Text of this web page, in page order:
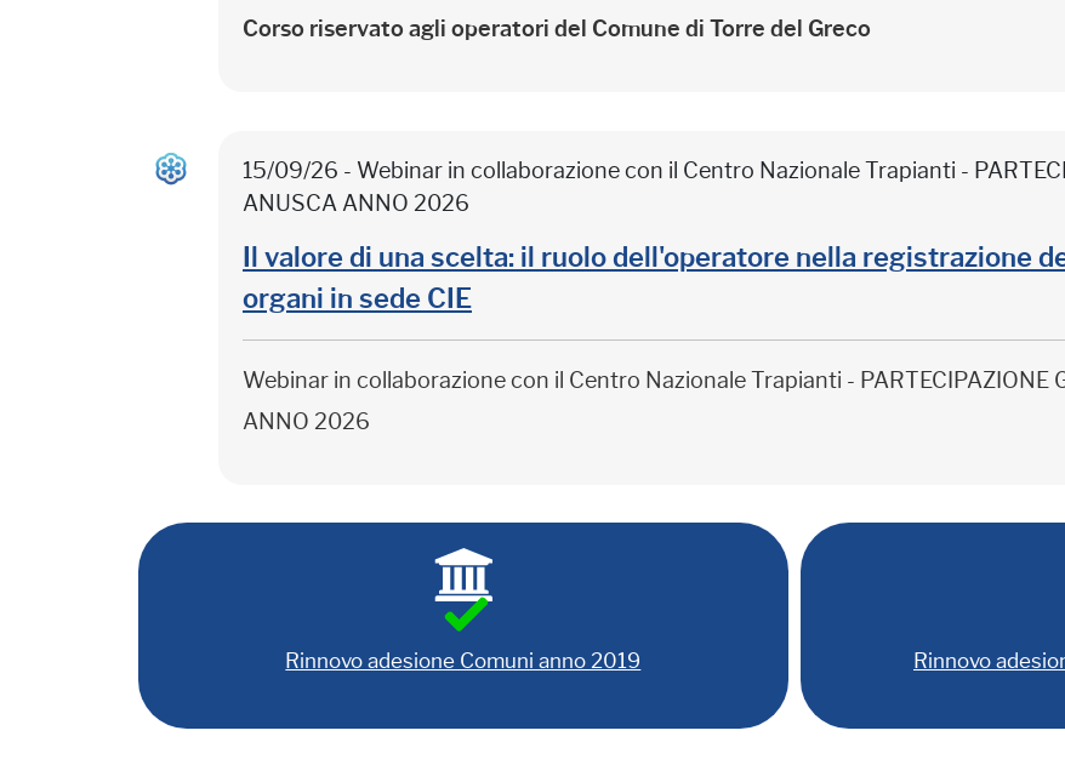
Corso riservato agli operatori del Comune di Torre del Greco
15/09/26 - Webinar in collaborazione con il Centro Nazionale Trapianti -
ANUSCA ANNO 2026
Il valore di una scelta: il ruolo dell'operatore nella registrazione
organi in sede CIE
Webinar in collaborazione con il Centro Nazionale Trapianti - PARTECIPAZIONE
ANNO 2026
Rinnovo adesione Comuni anno 2019 Rinnovo